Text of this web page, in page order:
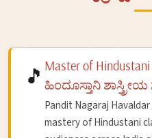
🎵 Master of
ಹಿಂದೂಸ್ತಾನಿ
Pandit Nagaraj
mastery of Hindustani